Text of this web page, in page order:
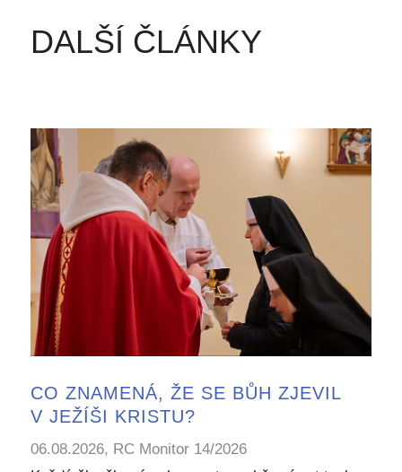
DALŠÍ ČLÁNKY
CO ZNAMENÁ, ŽE SE BŮH ZJEVIL
V JEŽÍŠI KRISTU?
06.08.2026, RC Monitor 14/2026